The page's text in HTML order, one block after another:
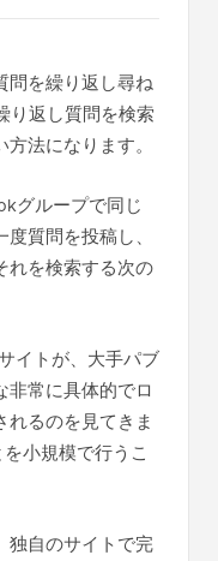
問を繰り返し尋ね
り返し質問を検索
法になります。
グループで同じ
質問を投稿し、
れを検索する次の
イトが、大手パブ
非常に具体的でロ
れるのを見てきま
小規模で行うこ
独自のサイトで完